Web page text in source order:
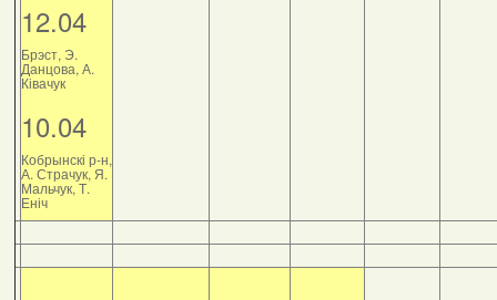
12.04
Брэст, Э.
Данцова, А.
Ківачук
10.04
Кобрынскі р-н,
А. Страчук, Я.
Мальчук, Т.
Еніч